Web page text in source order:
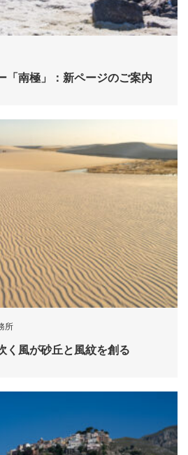
「南極」：新ページのご案内
所
く風が砂丘と風紋を創る